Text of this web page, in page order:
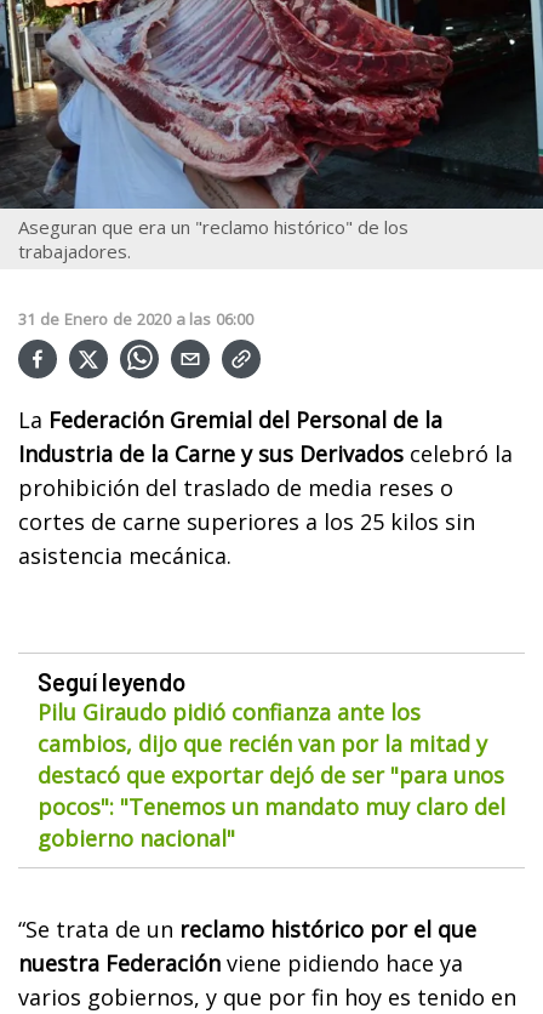
Aseguran que era un "reclamo histórico" de los
trabajadores.
31 de Enero de 2020 a las 06:00
La Federación Gremial del Personal de la
Industria de la Carne y sus Derivados celebró la
prohibición del traslado de media reses o
cortes de carne superiores a los 25 kilos sin
asistencia mecánica.
Seguí leyendo
Pilu Giraudo pidió confianza ante los
cambios, dijo que recién van por la mitad y
destacó que exportar dejó de ser "para unos
pocos": "Tenemos un mandato muy claro del
gobierno nacional"
“Se trata de un reclamo histórico por el que
nuestra Federación viene pidiendo hace ya
varios gobiernos, y que por fin hoy es tenido en